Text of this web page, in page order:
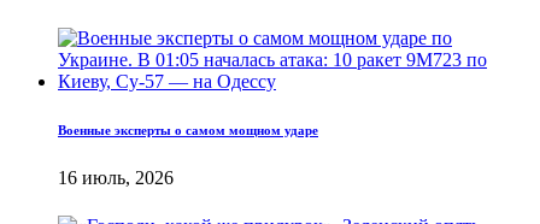
Военные эксперты о самом мощном ударе
16 июль, 2026